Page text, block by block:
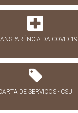
DA COVID-19
DE SERVIÇOS - CSU